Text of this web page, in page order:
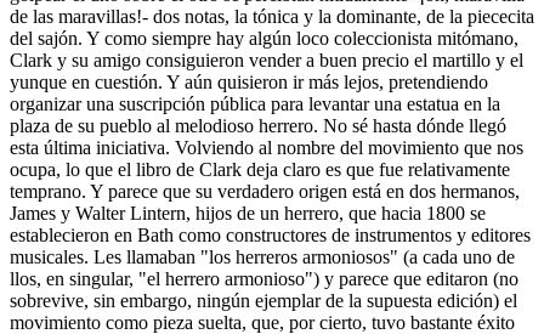
de las maravillas!- dos notas, la tónica y la dominante, de la piececita
del sajón. Y como siempre hay algún loco coleccionista mitómano,
Clark y su amigo consiguieron vender a buen precio el martillo y el
yunque en cuestión. Y aún quisieron ir más lejos, pretendiendo
organizar una suscripción pública para levantar una estatua en la
plaza de su pueblo al melodioso herrero. No sé hasta dónde llegó
esta última iniciativa. Volviendo al nombre del movimiento que nos
ocupa, lo que el libro de Clark deja claro es que fue relativamente
temprano. Y parece que su verdadero origen está en dos hermanos,
James y Walter Lintern, hijos de un herrero, que hacia 1800 se
establecieron en Bath como constructores de instrumentos y editores
musicales. Les llamaban "los herreros armoniosos" (a cada uno de
llos, en singular, "el herrero armonioso") y parece que editaron (no
sobrevive, sin embargo, ningún ejemplar de la supuesta edición) el
movimiento como pieza suelta, que, por cierto, tuvo bastante éxito